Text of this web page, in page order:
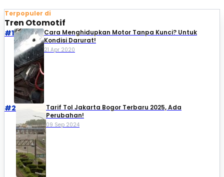
Terpopuler di
Tren Otomotif
#1
Cara Menghidupkan Motor Tanpa Kunci? Untuk
Kondisi Darurat!
21 Apr 2020
#2
Tarif Tol Jakarta Bogor Terbaru 2025, Ada
Perubahan!
09 Sep 2024